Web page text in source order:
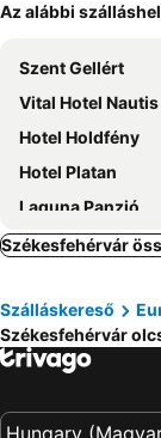
Az alábbi
Szent Gellért
Vital Hotel Nautis
Hotel Holdfény
Hotel Platan
Laguna Panzió
Best Western Plus
Ruttkai
Alirét Vadászház
Hétházpuszta
Kertész Csárda
Székesfehérvár
Szálláskereső
Székesfehérvár